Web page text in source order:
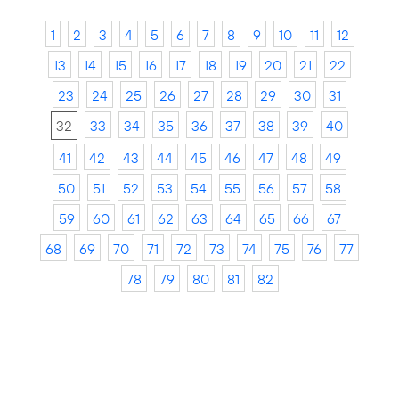
1 2 3 4 5 6 7 8 9 10 11
12
13
14 15 16 17 18 19 20 21
22
23
24 25 26 27 28 29 30
31
32
33 34 35 36 37 38 39
40
41
42 43 44 45 46 47 48
49
50
51 52 53 54 55 56 57
58
59
60 61 62 63 64 65 66
67
68
69 70 71 72 73 74 75 76
77
78
79 80 81 82